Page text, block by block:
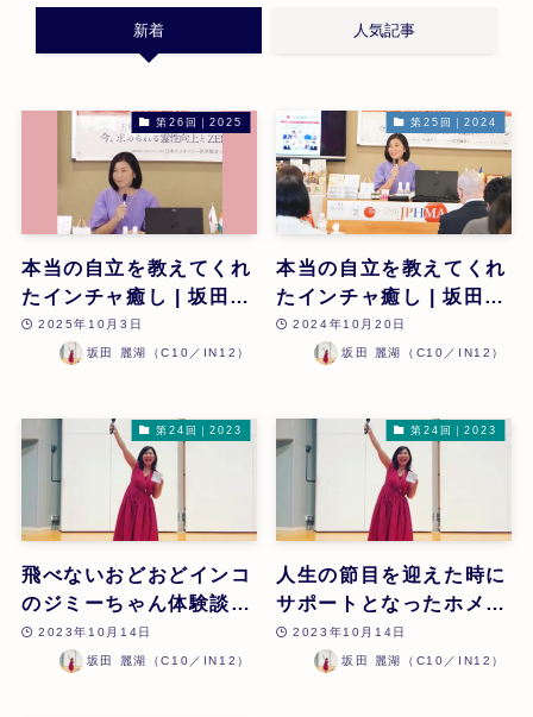
新着 人気記事
第26回｜2025
本当の自立を教えてくれ
たインチャ癒し | 坂田麗
湖 | 第26回
2025年10月3日
坂田 麗湖（C10／IN12）
第25回｜2024
本当の自立を教えてくれ
たインチャ癒し | 坂田麗
湖 | 第25回
2024年10月20日
坂田 麗湖（C10／IN12）
第24回｜2023
飛べないおどおどインコ
のジミーちゃん体験談 |
坂田麗湖 | 第24回
2023年10月14日
坂田 麗湖（C10／IN12）
第24回｜2023
人生の節目を迎えた時に
サポートとなったホメオ
パシー | 坂田 麗湖 | 第
24回
2023年10月14日
坂田 麗湖（C10／IN12）